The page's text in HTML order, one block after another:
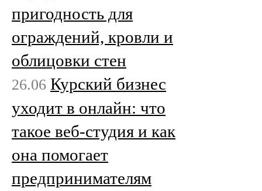
пригодность для
ограждений, кровли и
облицовки стен
26.06 Курский бизнес
уходит в онлайн: что
такое веб-студия и как
она помогает
предпринимателям